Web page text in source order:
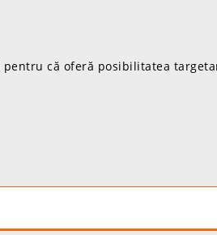
pentru că oferă posibilitatea